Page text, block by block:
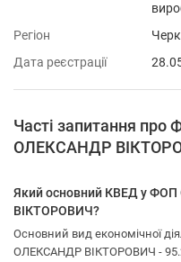
Регіон
Дата реєстрації
Часті запитання
ОЛЕКСАНДР
Який основний КВЕД у
ВІКТОРОВИЧ?
Основний вид економічної
ОЛЕКСАНДР ВІКТОРОВИЧ -